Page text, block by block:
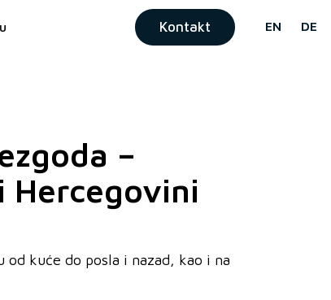
Kontakt EN DE
–
Hercegovini
kuće do posla i nazad, kao i na